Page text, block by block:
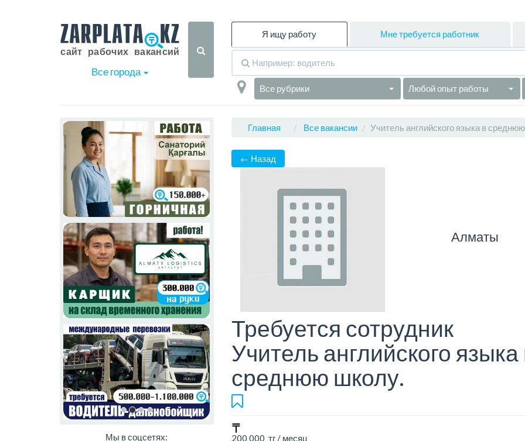
Все города
Я ищу работу Мне требуется работник
Все рубрики Любой опыт работы
Мы в соцсетях:
Главная Все вакансии Учитель английского языка в
← Назад
Алматы
Требуется сотрудник
Учитель английского языка
среднюю школу.
200 000 тг / месяц